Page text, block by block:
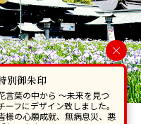
無断で転写･複製することを
×
別御朱印
言葉の中から 〜未来を見つ
ーフにデザイン致しました。
の心願成就、無病息災、悪